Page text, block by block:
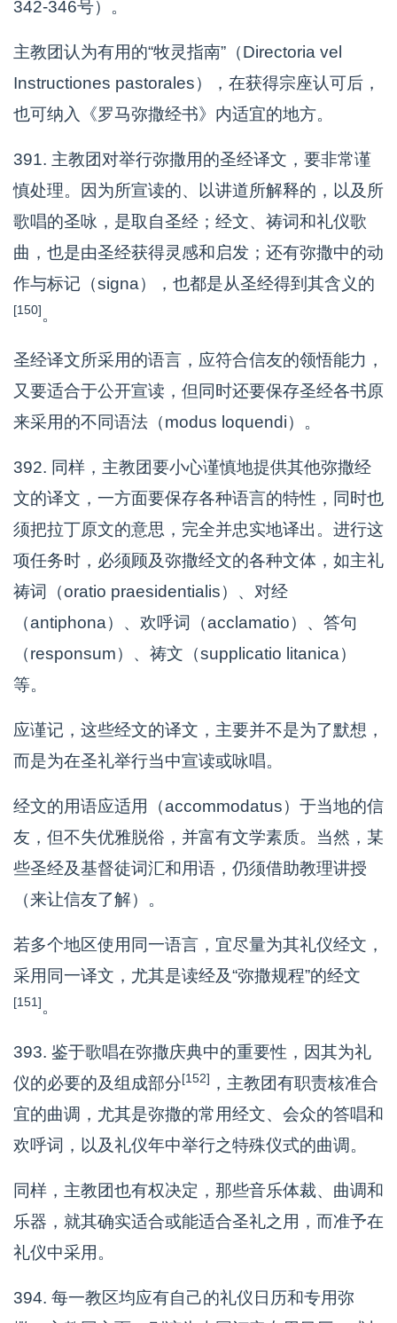
342-346号）。
主教团认为有用的“牧灵指南”（Directoria vel
Instructiones pastorales），在获得宗座认可后，
也可纳入《罗马弥撒经书》内适宜的地方。
391. 主教团对举行弥撒用的圣经译文，要非常谨
慎处理。因为所宣读的、以讲道所解释的，以及所
歌唱的圣咏，是取自圣经；经文、祷词和礼仪歌
曲，也是由圣经获得灵感和启发；还有弥撒中的动
作与标记（signa），也都是从圣经得到其含义的
[150]。
圣经译文所采用的语言，应符合信友的领悟能力，
又要适合于公开宣读，但同时还要保存圣经各书原
来采用的不同语法（modus loquendi）。
392. 同样，主教团要小心谨慎地提供其他弥撒经
文的译文，一方面要保存各种语言的特性，同时也
须把拉丁原文的意思，完全并忠实地译出。进行这
项任务时，必须顾及弥撒经文的各种文体，如主礼
祷词（oratio praesidentialis）、对经
（antiphona）、欢呼词（acclamatio）、答句
（responsum）、祷文（supplicatio litanica）
等。
应谨记，这些经文的译文，主要并不是为了默想，
而是为在圣礼举行当中宣读或咏唱。
经文的用语应适用（accommodatus）于当地的信
友，但不失优雅脱俗，并富有文学素质。当然，某
些圣经及基督徒词汇和用语，仍须借助教理讲授
（来让信友了解）。
若多个地区使用同一语言，宜尽量为其礼仪经文，
采用同一译文，尤其是读经及“弥撒规程”的经文
[151]。
393. 鉴于歌唱在弥撒庆典中的重要性，因其为礼
仪的必要的及组成部分[152] ，主教团有职责核准合
宜的曲调，尤其是弥撒的常用经文、会众的答唱和
欢呼词，以及礼仪年中举行之特殊仪式的曲调。
同样，主教团也有权决定，那些音乐体裁、曲调和
乐器，就其确实适合或能适合圣礼之用，而准予在
礼仪中采用。
394. 每一教区均应有自己的礼仪日历和专用弥